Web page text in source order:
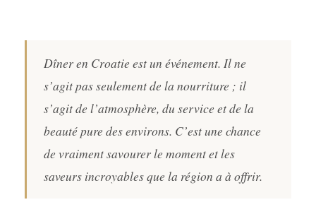
Dîner en Croatie est un événement. Il ne
s’agit pas seulement de la nourriture ; il
s’agit de l’atmosphère, du service et de la
beauté pure des environs. C’est une chance
de vraiment savourer le moment et les
saveurs incroyables que la région a à offrir.